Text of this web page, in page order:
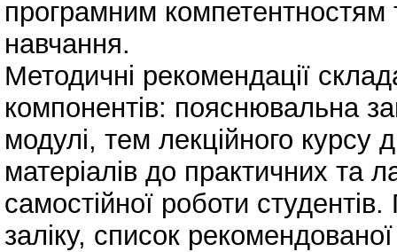
програмним
навчання.
Методичні рекомендації
компонентів: пояснювальна
модулі, тем лекційного курсу
матеріалів до практичних та
самостійної роботи
заліку, список